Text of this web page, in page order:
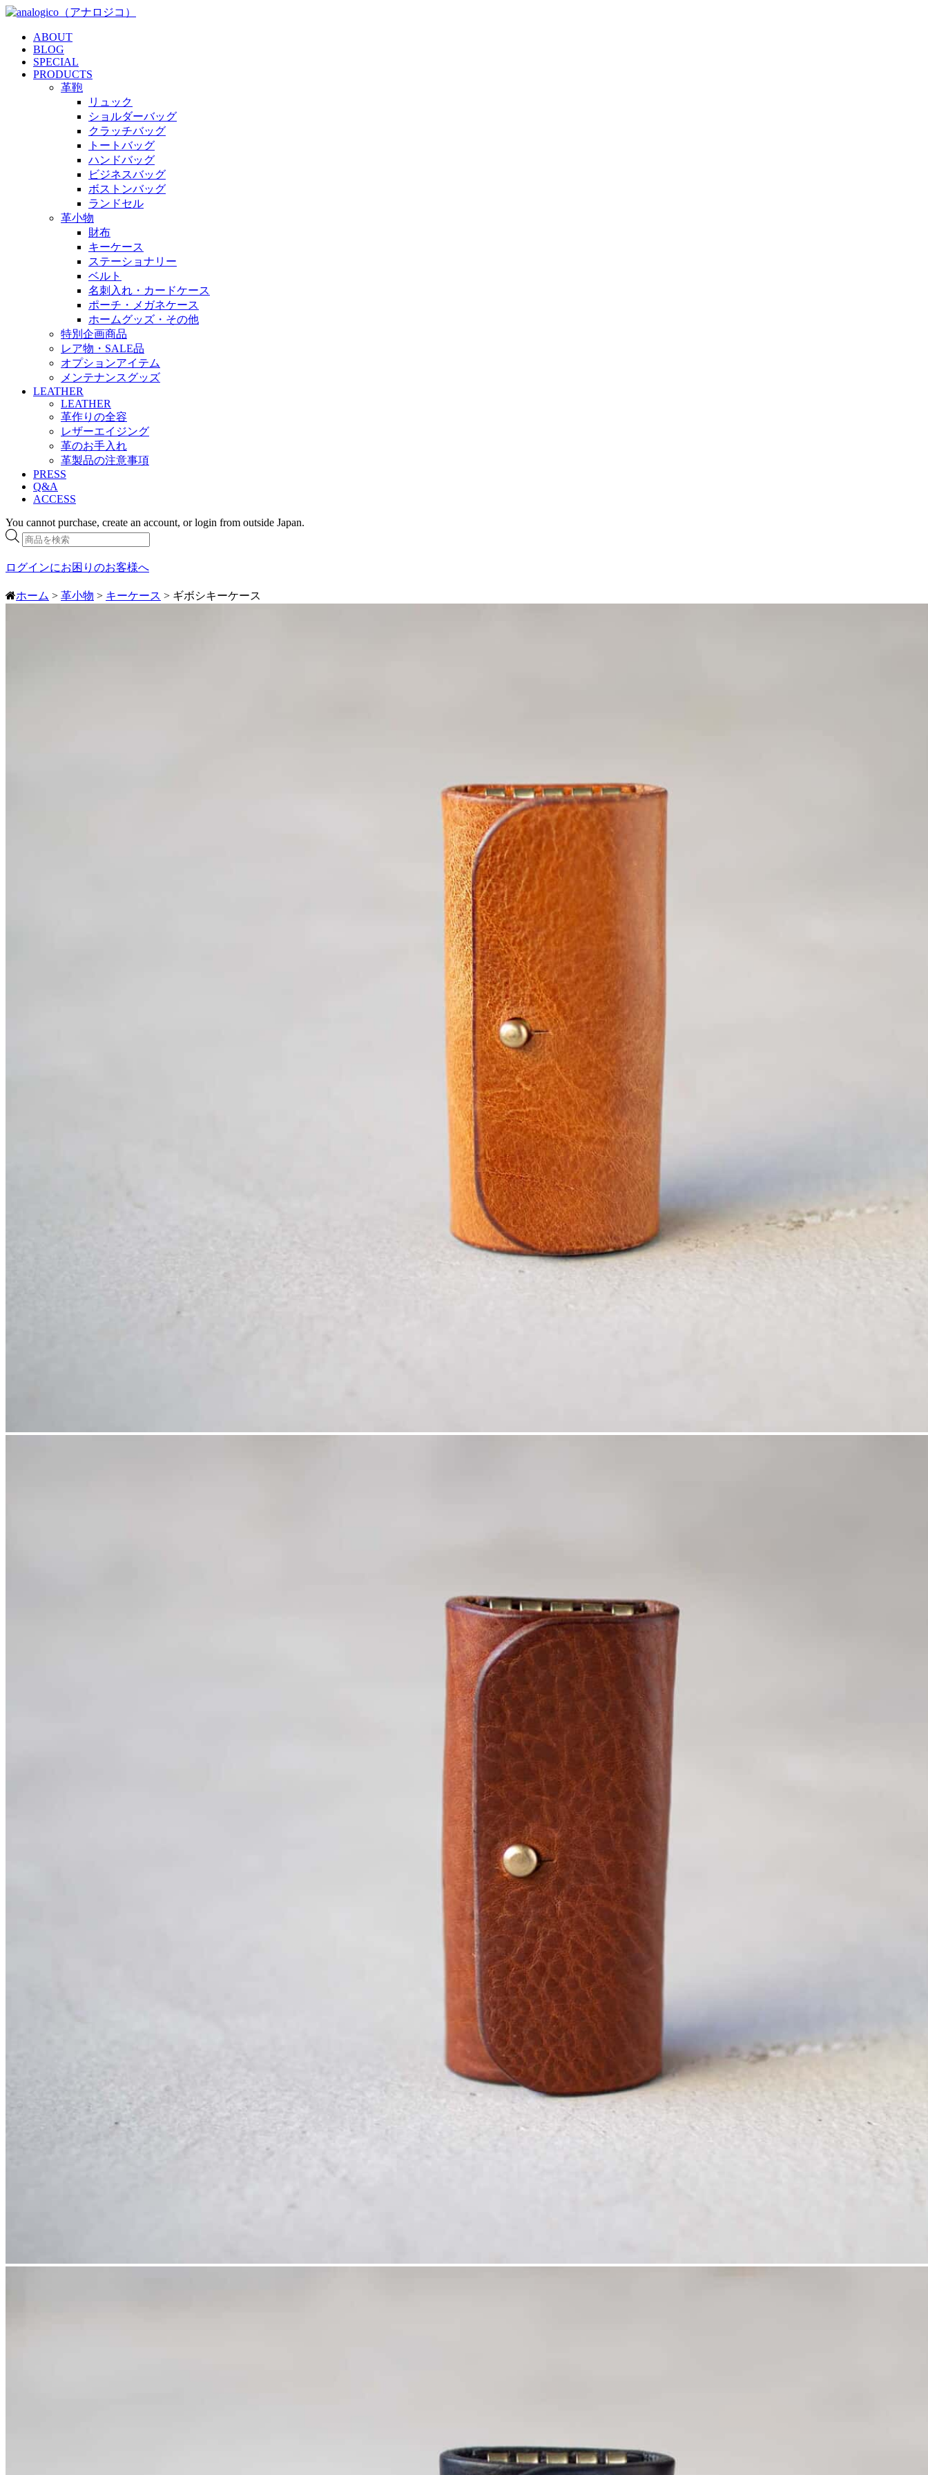
ABOUT
BLOG
SPECIAL
PRODUCTS
革鞄
リュック
ショルダーバッグ
クラッチバッグ
トートバッグ
ハンドバッグ
ビジネスバッグ
ボストンバッグ
ランドセル
革小物
財布
キーケース
ステーショナリー
ベルト
名刺入れ・カードケース
ポーチ・メガネケース
ホームグッズ・その他
特別企画商品
レア物・SALE品
オプションアイテム
メンテナンスグッズ
LEATHER
LEATHER
革作りの全容
レザーエイジング
革のお手入れ
革製品の注意事項
PRESS
Q&A
ACCESS
You cannot purchase, create an account, or login from outside Japan.
商
品
検
ログインにお困りのお客様へ
ホーム > 革小物 > キーケース > ギボシキーケース